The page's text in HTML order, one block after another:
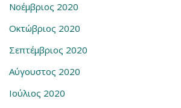
Νοέμβριος 2020
Οκτώβριος 2020
Σεπτέμβριος 2020
Αύγουστος 2020
Ιούλιος 2020